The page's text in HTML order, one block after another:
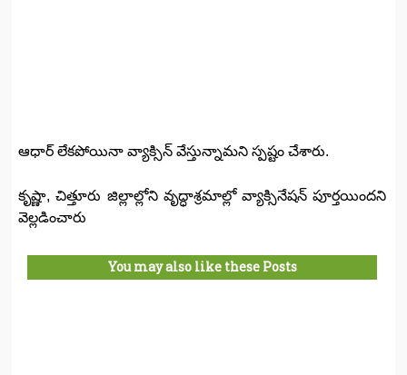
ఆధార్‌ లేకపోయినా వ్యాక్సిన్‌ వేస్తున్నామని స్పష్టం చేశారు.
కృష్ణా, చిత్తూరు జిల్లాల్లోని వృద్ధాశ్రమాల్లో వ్యాక్సినేషన్‌ పూర్తయిందని
వెల్లడించారు
You may also like these Posts